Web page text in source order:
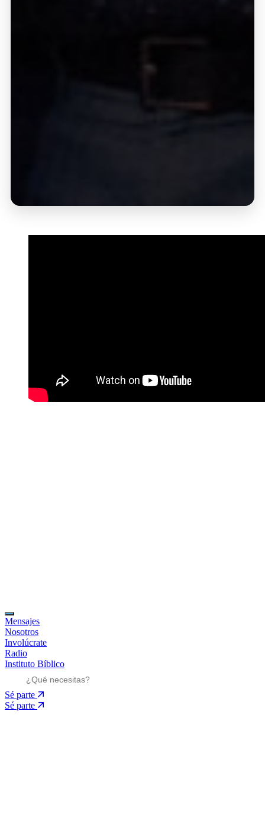
Mensajes
Nosotros
Involúcrate
Radio
Instituto Bíblico
Sé parte
Sé parte